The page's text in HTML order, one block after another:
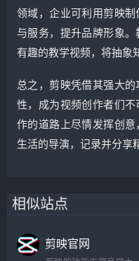
领域，企业可利用剪映
与服务，提升品牌形象
有趣的教学视频，将抽象
总之，剪映凭借其强大
性，成为视频创作者们
作的道路上尽情发挥创
生活的导演，记录并分享
相似站点
剪映官网